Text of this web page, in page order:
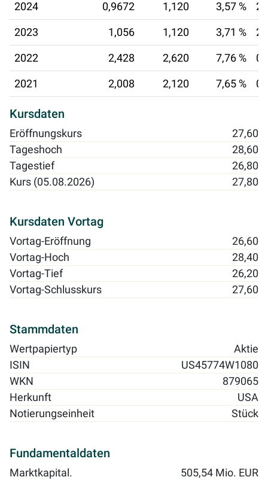
2024 0,9672 1,120 3,57 %
2023 1,056 1,120 3,71 %
2022 2,428 2,620 7,76 %
2021 2,008 2,120 7,65 %
Kursdaten
Eröffnungskurs
27,60
Tageshoch
28,60
Tagestief
26,80
Kurs (05.08.2026)
27,80
Kursdaten Vortag
Vortag-Eröffnung
26,60
Vortag-Hoch
28,40
Vortag-Tief
26,20
Vortag-Schlusskurs
27,60
Stammdaten
Wertpapiertyp
Aktie
ISIN
US45774W1080
WKN
879065
Herkunft
USA
Notierungseinheit
Stück
Fundamentaldaten
Marktkapital.
505,54 Mio. EUR